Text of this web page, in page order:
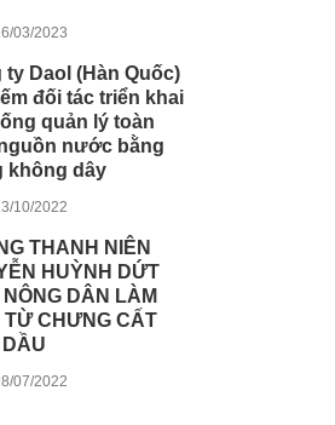
03/2023
ty Daol (Hàn Quốc)
đối tác triển khai
quản lý toàn
nước bằng
không dây
10/2022
THANH NIÊN
HUỲNH DỨT
NÔNG DÂN LÀM
TỪ CHƯNG CẤT
07/2022